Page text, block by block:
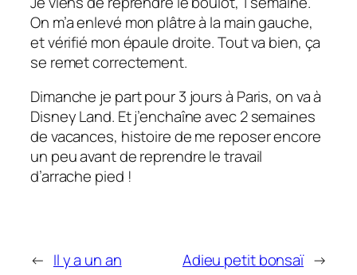
On m’a enlevé mon plâtre à la main gauche,
et vérifié mon épaule droite. Tout va bien, ça
se remet correctement.
Dimanche je part pour 3 jours à Paris, on va à
Disney Land. Et j’enchaîne avec 2 semaines
de vacances, histoire de me reposer encore
un peu avant de reprendre le travail
d’arrache pied !
← Il y a un an Adieu petit bonsaï →